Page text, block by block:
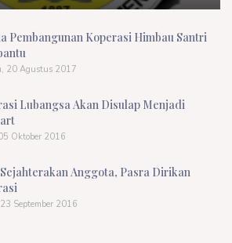
Pembangunan Koperasi Himbau Santri
20 Agustus 2017
Lubangsa Akan Disulap Menjadi
Oktober 2016
Anggota, Pasra Dirikan
September 2016